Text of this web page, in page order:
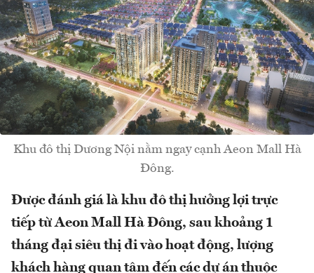
Khu đô thị Dương Nội nằm ngay cạnh Aeon Mall Hà
Đông.
Được đánh giá là khu đô thị hưởng lợi trực
tiếp từ Aeon Mall Hà Đông, sau khoảng 1
tháng đại siêu thị đi vào hoạt động, lượng
khách hàng quan tâm đến các dự án thuộc